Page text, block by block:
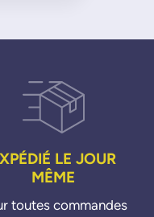
LE JOUR
MÊME
toutes commandes